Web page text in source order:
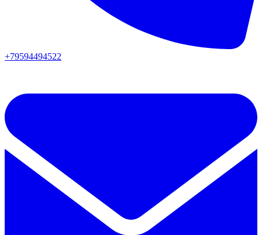
+79594494522